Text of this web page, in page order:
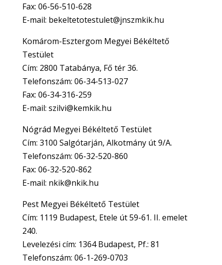
Fax: 06-56-510-628
E-mail: bekeltetotestulet@jnszmkik.hu
Komárom-Esztergom Megyei Békéltető
Testület
Cím: 2800 Tatabánya, Fő tér 36.
Telefonszám: 06-34-513-027
Fax: 06-34-316-259
E-mail: szilvi@kemkik.hu
Nógrád Megyei Békéltető Testület
Cím: 3100 Salgótarján, Alkotmány út 9/A.
Telefonszám: 06-32-520-860
Fax: 06-32-520-862
E-mail: nkik@nkik.hu
Pest Megyei Békéltető Testület
Cím: 1119 Budapest, Etele út 59-61. II. emelet
240.
Levelezési cím: 1364 Budapest, Pf.: 81
Telefonszám: 06-1-269-0703